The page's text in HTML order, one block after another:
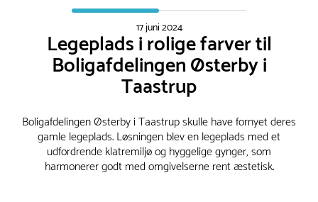
17 juni 2024
Legeplads i rolige farver til
Boligafdelingen Østerby i
Taastrup
Boligafdelingen Østerby i Taastrup skulle have fornyet deres
gamle legeplads. Løsningen blev en legeplads med et
udfordrende klatremiljø og hyggelige gynger, som
harmonerer godt med omgivelserne rent æstetisk.